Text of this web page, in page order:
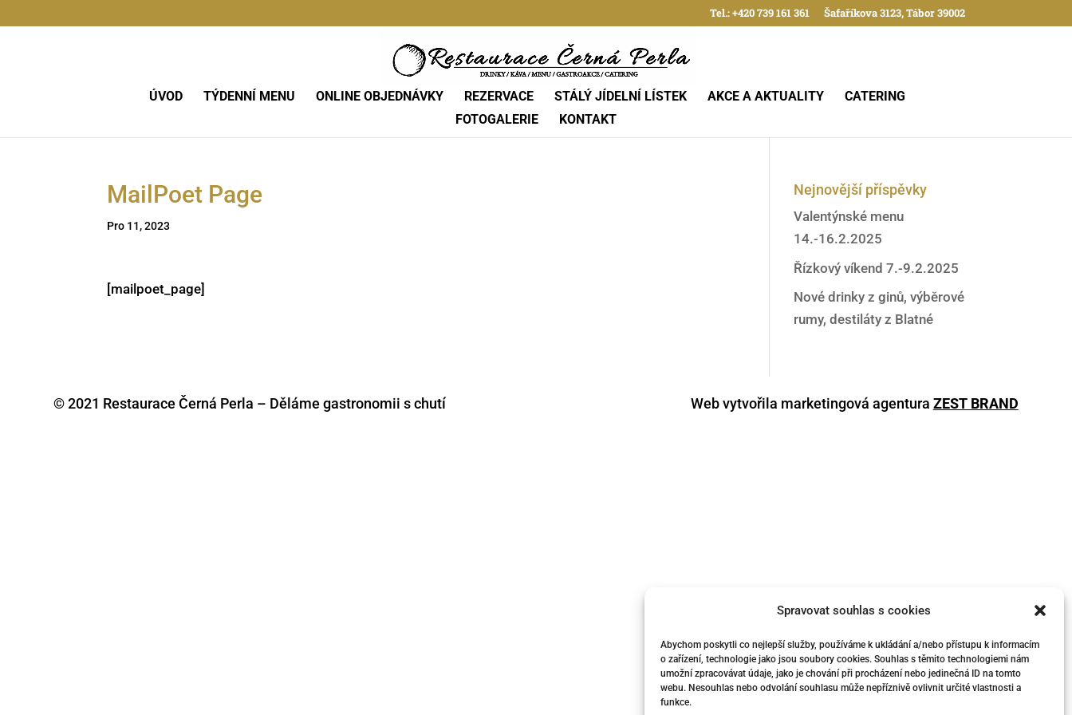
Spravovat souhlas s cookies
Abychom poskytli co nejlepší služby, používáme k ukládání a/nebo přístupu k informacím
o zařízení, technologie jako jsou soubory cookies. Souhlas s těmito technologiemi nám
umožní zpracovávat údaje, jako je chování při procházení nebo jedinečná ID na tomto
webu. Nesouhlas nebo odvolání souhlasu může nepříznivě ovlivnit určité vlastnosti a
funkce.
Tel.: +420 739 161 361 Šafaříkova 3123, Tábor 39002
ÚVOD TÝDENNÍ MENU ONLINE OBJEDNÁVKY REZERVACE STÁLÝ JÍDELNÍ LÍSTEK AKCE A AKTUALITY
CATERING
FOTOGALERIE
KONTAKT
MailPoet Page
Pro 11, 2023
[mailpoet_page]
Nejnovější příspěvky
Valentýnské menu
14.-16.2.2025
Řízkový víkend 7.-9.2.2025
Nové drinky z ginů, výběrové
rumy, destiláty z Blatné
© 2021 Restaurace Černá Perla – Děláme gastronomii s chutí Web vytvořila marketingová agentura ZEST BRAND